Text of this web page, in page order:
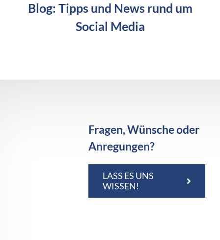
Blog: Tipps und News rund um
Social Media
Fragen, Wünsche oder
Anregungen?
LASS ES UNS
WISSEN!